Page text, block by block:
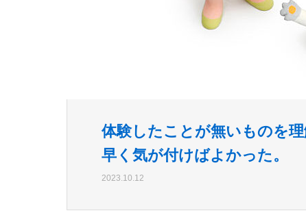
体験したことが無いものを
早く気が付けばよかった。
2023.10.12